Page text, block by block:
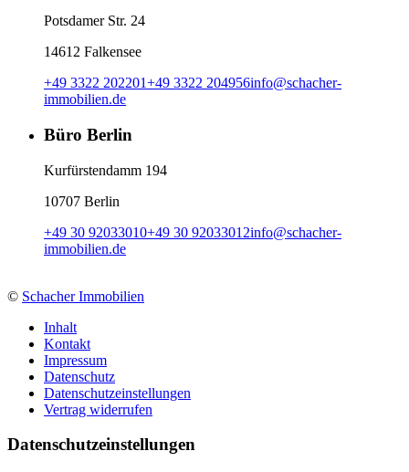
Potsdamer Str. 24
14612 Falkensee
+49 3322 202201+49 3322 204956info@schacher-
immobilien.de
Büro Berlin
Kurfürstendamm 194
10707 Berlin
+49 30 92033010+49 30 92033012info@schacher-
immobilien.de
© Schacher Immobilien
Inhalt
Kontakt
Impressum
Datenschutz
Datenschutzeinstellungen
Vertrag widerrufen
Daten­schutz­ein­stellungen